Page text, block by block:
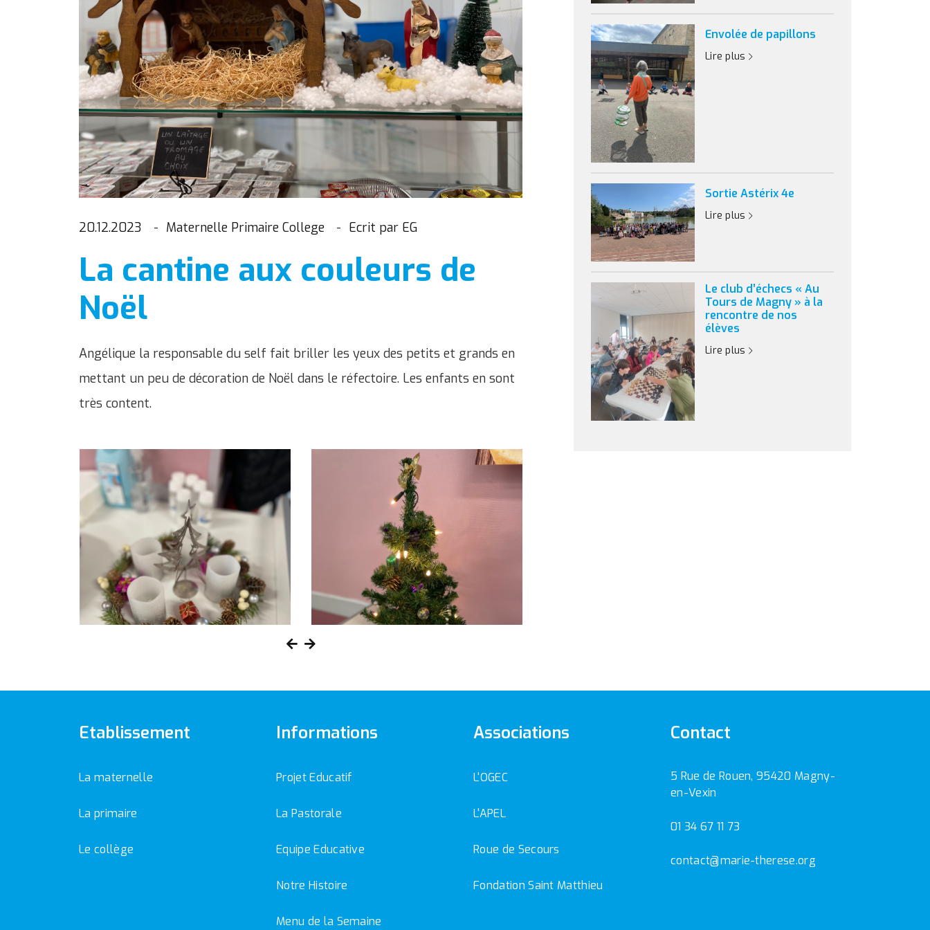
20.12.2023 Maternelle Primaire College Ecrit par EG
La cantine aux couleurs de
Noël
Angélique la responsable du self fait briller les yeux des petits et grands en
mettant un peu de décoration de Noël dans le réfectoire. Les enfants en sont
très content.
Envolée de papillons
Lire plus
Sortie Astérix 4e
Lire plus
Le club d’échecs « Au
Tours de Magny » à la
rencontre de nos
élèves
Lire plus
Etablissement
La maternelle
La primaire
Le collège
Informations
Projet Educatif
La Pastorale
Equipe Educative
Notre Histoire
Menu de la Semaine
Associations
L'OGEC
L'APEL
Roue de Secours
Fondation Saint Matthieu
Contact
5 Rue de Rouen, 95420 Magny-
en-Vexin
01 34 67 11 73
contact@marie-therese.org